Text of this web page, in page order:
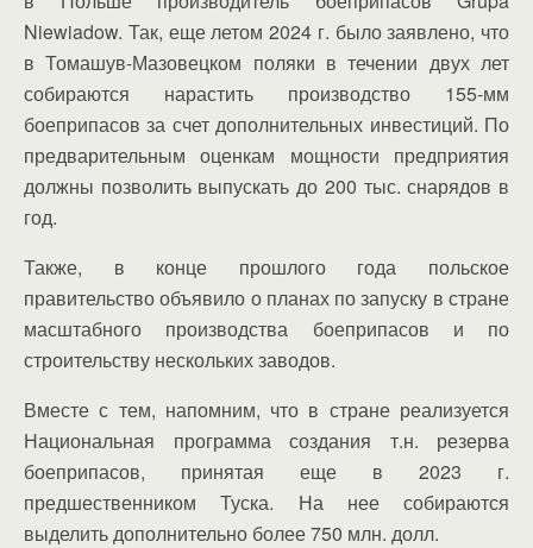
Niewiadow. Так, еще летом 2024 г. было заявлено, что
в Томашув-Мазовецком поляки в течении двух лет
собираются нарастить производство 155-мм
боеприпасов за счет дополнительных инвестиций. По
предварительным оценкам мощности предприятия
должны позволить выпускать до 200 тыс. снарядов в
год.
Также, в конце прошлого года польское
правительство объявило о планах по запуску в стране
масштабного производства боеприпасов и по
строительству нескольких заводов.
Вместе с тем, напомним, что в стране реализуется
Национальная программа создания т.н. резерва
боеприпасов, принятая еще в 2023 г.
предшественником Туска. На нее собираются
выделить дополнительно более 750 млн. долл.